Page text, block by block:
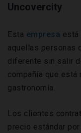
Uncovercity
Esta empresa está
aquellas personas
diferente sin salir
compañía que está
gastronomía.
Los clientes
precio estándar